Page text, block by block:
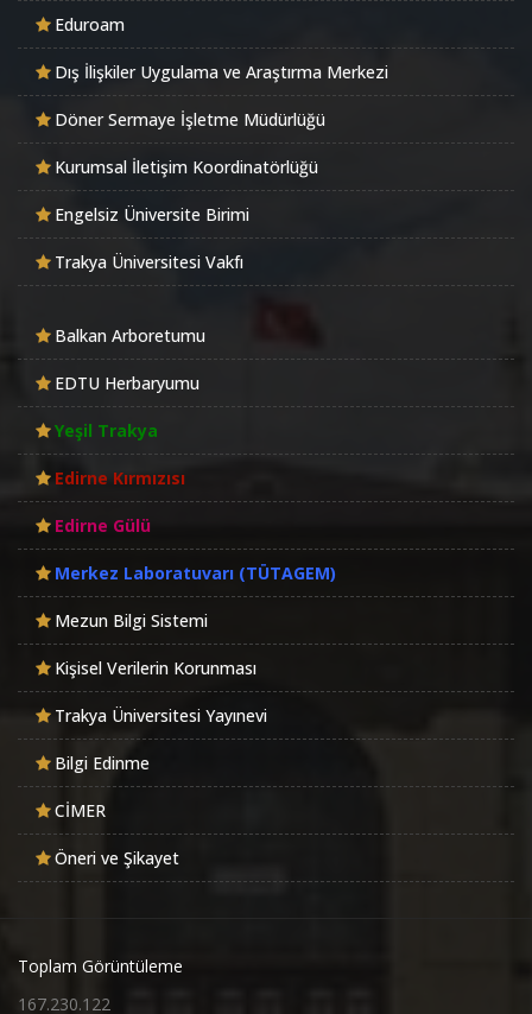
Eduroam
Dış İlişkiler Uygulama ve Araştırma Merkezi
Döner Sermaye İşletme Müdürlüğü
Kurumsal İletişim Koordinatörlüğü
Engelsiz Üniversite Birimi
Trakya Üniversitesi Vakfı
Balkan Arboretumu
EDTU Herbaryumu
Yeşil Trakya
Edirne Kırmızısı
Edirne Gülü
Merkez Laboratuvarı (TÜTAGEM)
Mezun Bilgi Sistemi
Kişisel Verilerin Korunması
Trakya Üniversitesi Yayınevi
Bilgi Edinme
CİMER
Öneri ve Şikayet
Toplam Görüntüleme
167.230.122